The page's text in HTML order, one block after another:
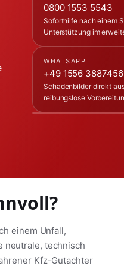
0800 1553 5543
Soforthilfe nach einem
Unterstützung im
WHATSAPP
+49 1556 3887456
Schadenbilder direkt
reibungslose
einem Unfall,
neutrale, technisch
Kfz-Gutachter